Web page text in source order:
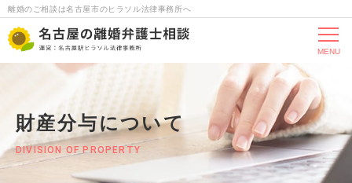
離婚のご相談は名古屋市のヒラソル法律事務所へ
MENU
財産分与について
DIVISION OF PROPERTY